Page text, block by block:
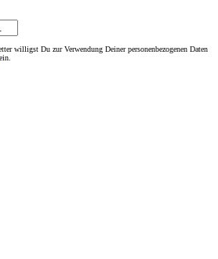
willigst Du zur Verwendung Deiner personenbezogenen Daten
ein.